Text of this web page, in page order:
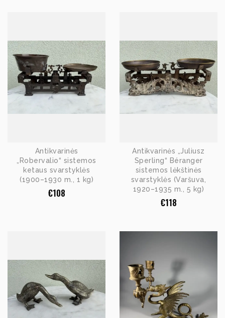
Antikvarinės
„Robervalio“ sistemos
ketaus svarstyklės
(1900–1930 m., 1 kg)
€108
Antikvarinės „Juliusz
Sperling“ Béranger
sistemos lėkštinės
svarstyklės (Varšuva,
1920–1935 m., 5 kg)
€118